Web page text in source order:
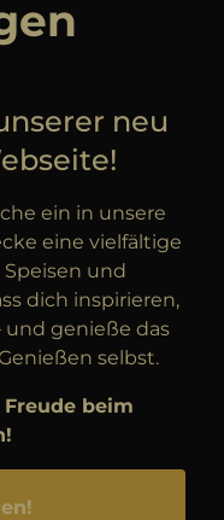
neu
ein in unsere
eine vielfältige
und
dich inspirieren,
und genieße das
selbst.
beim